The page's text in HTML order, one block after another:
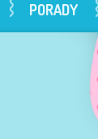
PORADY